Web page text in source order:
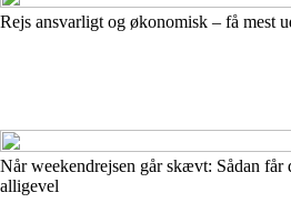
Rejs ansvarligt og økonomisk – få mest
Når weekendrejsen går skævt: Sådan får
alligevel